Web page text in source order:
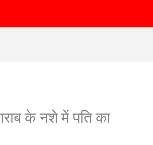
के नशे में पति का